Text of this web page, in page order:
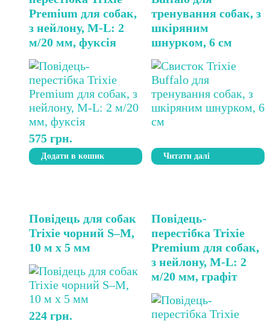
Premium для собак,
з нейлону, M-L: 2
м/20 мм, фуксія
575 грн.
Додати в кошик
тренування собак, з
шкіряним
шнурком, 6 см
Читати далі
Повідець для собак
Trixie чорний S–M,
10 м х 5 мм
224 грн.
Повідець-
перестібка Trixie
Premium для собак,
з нейлону, M-L: 2
м/20 мм, графіт